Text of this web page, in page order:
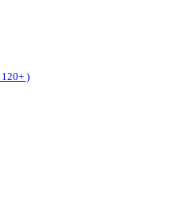
120+ )